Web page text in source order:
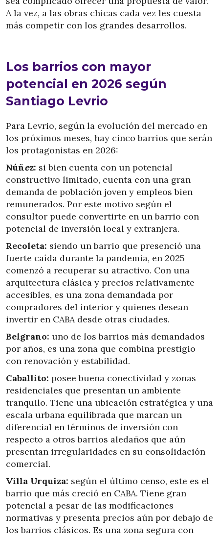
A la vez, a las obras chicas cada vez les cuesta
más competir con los grandes desarrollos.
Los barrios con mayor
potencial en 2026 según
Santiago Levrio
Para Levrio, según la evolución del mercado en
los próximos meses, hay cinco barrios que serán
los protagonistas en 2026:
Núñez: si bien cuenta con un potencial
constructivo limitado, cuenta con una gran
demanda de población joven y empleos bien
remunerados. Por este motivo según el
consultor puede convertirte en un barrio con
potencial de inversión local y extranjera.
Recoleta: siendo un barrio que presenció una
fuerte caída durante la pandemia, en 2025
comenzó a recuperar su atractivo. Con una
arquitectura clásica y precios relativamente
accesibles, es una zona demandada por
compradores del interior y quienes desean
invertir en CABA desde otras ciudades.
Belgrano: uno de los barrios más demandados
por años, es una zona que combina prestigio
con renovación y estabilidad.
Caballito: posee buena conectividad y zonas
residenciales que presentan un ambiente
tranquilo. Tiene una ubicación estratégica y una
escala urbana equilibrada que marcan un
diferencial en términos de inversión con
respecto a otros barrios aledaños que aún
presentan irregularidades en su consolidación
comercial.
Villa Urquiza: según el último censo, este es el
barrio que más creció en CABA. Tiene gran
potencial a pesar de las modificaciones
normativas y presenta precios aún por debajo de
los barrios clásicos. Es una zona segura con